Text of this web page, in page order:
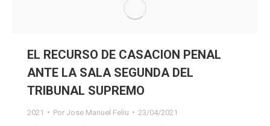
EL RECURSO DE CASACION PENAL
ANTE LA SALA SEGUNDA DEL
TRIBUNAL SUPREMO
2021 Por Jose Manuel Feliu 23/04/2021